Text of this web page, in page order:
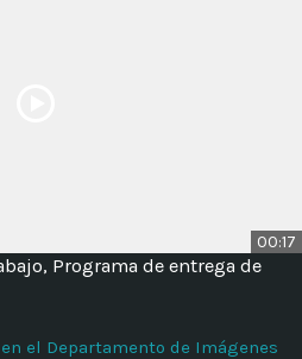
00:17
Programa de entrega de
el Departamento de Imágenes